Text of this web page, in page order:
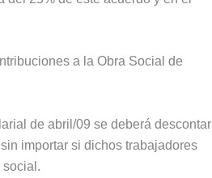
a la Obra Social de
de abril/09 se deberá descontar
importar si dichos trabajadores
social.